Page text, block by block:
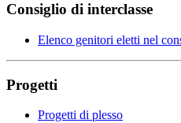
Consiglio di interclasse
Elenco genitori eletti nel
Progetti
Progetti di plesso